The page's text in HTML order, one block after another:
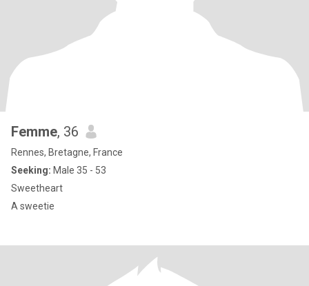
Femme, 36
Rennes, Bretagne, France
Seeking: Male 35 - 53
Sweetheart
A sweetie